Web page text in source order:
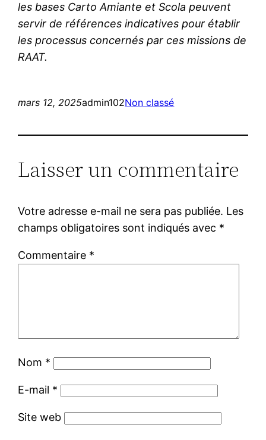
les bases Carto Amiante et Scola peuvent
servir de références indicatives pour établir
les processus concernés par ces missions de
RAAT.
mars 12, 2025admin102Non classé
Laisser un commentaire
Votre adresse e-mail ne sera pas publiée. Les
champs obligatoires sont indiqués avec *
Commentaire *
Nom *
E-mail *
Site web